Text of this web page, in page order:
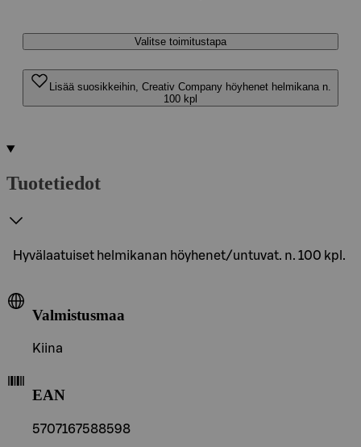
Valitse toimitustapa
Lisää suosikkeihin, Creativ Company höyhenet helmikana n.
100 kpl
Tuotetiedot
Hyvälaatuiset helmikanan höyhenet/untuvat. n. 100 kpl.
Valmistusmaa
Kiina
EAN
5707167588598